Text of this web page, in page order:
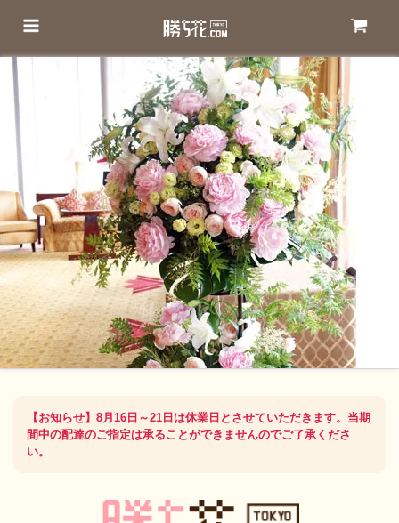
【お知らせ】8月16日～21日は休業日とさせていただきます。当期
間中の配達のご指定は承ることができませんのでご了承くださ
い。